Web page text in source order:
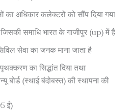
अधिकार कलेक्टरों को सौंप दिया गया
समाधि भारत के गाजीपुर (up) में है
सेवा का जनक माना जाता है
का सिद्धांत दिया तथा
बोर्ड (स्थाई बंदोबस्त) की स्थापना की
ई)